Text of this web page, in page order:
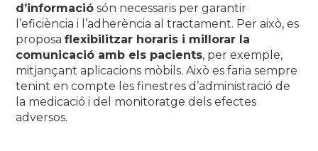
d’informació són necessaris per garantir
l’eficiència i l’adherència al tractament. Per això, es
proposaflexibilitzar horaris i millorar la
comunicació amb els pacients, per exemple,
mitjançant aplicacions mòbils. Això es faria sempre
tenint en compte les finestres d’administració de
la medicació i del monitoratge dels efectes
adversos.